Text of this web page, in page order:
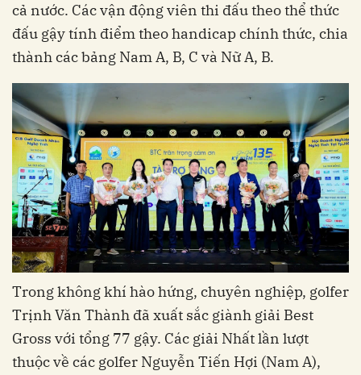
cả nước. Các vận động viên thi đấu theo thể thức
đấu gậy tính điểm theo handicap chính thức, chia
thành các bảng Nam A, B, C và Nữ A, B.
Trong không khí hào hứng, chuyên nghiệp, golfer
Trịnh Văn Thành đã xuất sắc giành giải Best
Gross với tổng 77 gậy. Các giải Nhất lần lượt
thuộc về các golfer Nguyễn Tiến Hợi (Nam A),